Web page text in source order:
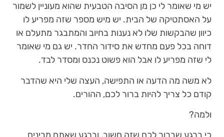
יש מי שאומר לי כן מן הסיבה הטבעית שהוא מעוניין לשמור
על האסתטיקה של הבית. יש מיש מספר שזה מפריע לו
כיוון שהבקשות שלו לא נענות בחיוב והמתבגר מתעלם או
דוחה בכל פעם מחדש את סידור החדר. יש גם מי שאומר
לי שזה מפריע לו אבל הוא פשוט נכנס ומסדר לבד.
לא משה מה הדעה או התפישה, העצה שלי היא שהדבר
קודם כל צריך להיות ברור לכם, ההורים.
ולמה?